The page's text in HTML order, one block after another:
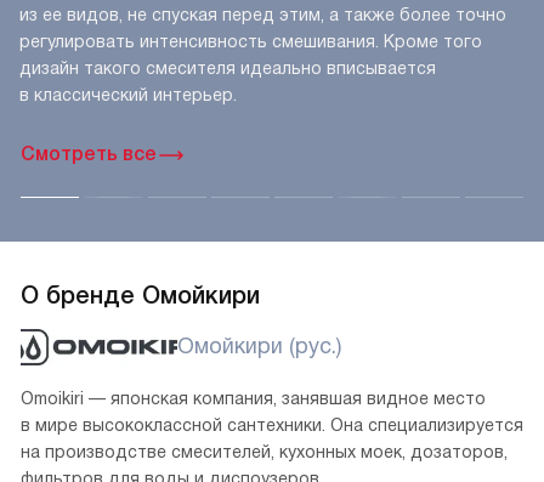
Смотреть все
из ее видов, не спуская перед этим, а также более точно
регулировать интенсивность смешивания. Кроме того
дизайн такого смесителя идеально вписывается
в классический интерьер.
О бренде Омойкири
Омойкири (рус.)
Omoikiri — японская компания, занявшая видное место
в мире высококлассной сантехники. Она специализируется
на производстве смесителей, кухонных моек, дозаторов,
фильтров для воды и диспоузеров.